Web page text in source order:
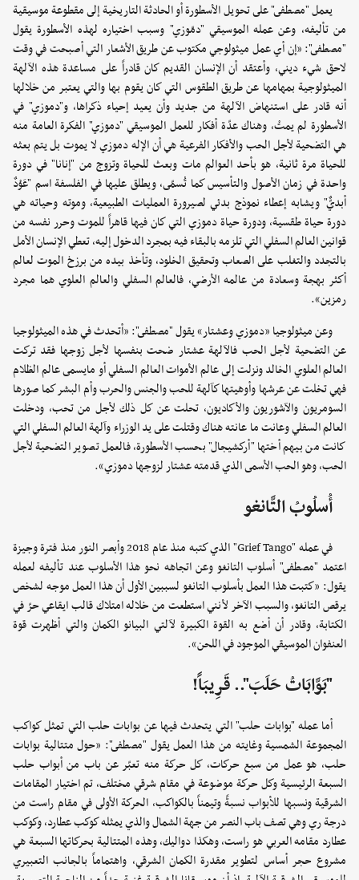
يعمل "مصطفى" على تحويل الأسطورة أو الحادثة التاريخية إلى مقطوعة موسيقية
من تأليفه، وعن عمله الموسيقي "دمّوزي" وسبب اختياره لهذه الأسطورة يقول
"مصطفى": «إن أي عمل ميثولوجي مكتوب عن طريق الأشعار التي أصبحت في وقت
لاحق شيء ديني، وأعتقد أن الإنسان القديم كان قادراً على مساعدة هذه الآلهة
الميثولوجية بمهامها عن طريق الطقوس التي كان يقوم بها والتي يعتبر من خلالها
أنه قادر على استنهاض الآلهة من جديد وأن يعيد إحياء ذكراها، و"دموزي" في
الأسطورة لم يمتْ، وهناك عدّة أفكار للعمل الموسيقي "دموزي" الفكرة العامة منه
هي التضحية لأجل الحب والأفكار الفرعية هي أن الإله دموزي لا يموت بل يتم بعثه
للحياة مرة ثانية، هو بأحد العوالم مات وبعث للحياة وتزوج من "إنانا" في دورة
واحدة في زمان الأصول والتأسيس كما تُسمّى، ويطلق عليها في الفلسفة اسم "عَوْدٌ
أبديٌّ" ويشابه إعطاء نموذج بدئي لصيرورة العمليات الطبيعية، وموته وحياته هي
دورة حياة طقسية، ودورة حياة دموزي التي كان فيها قاهراً للموت وحرر نفسه من
قوانين العالم السفلي التي تلزمه بالبقاء فيه بمجرد الدخول إليه، تعطي الإنسان الأمل
بالتجدد والتغلب على الصعاب وتحقيق الخلود، وتأخذ بيده من برزخ الموت لعالم
أكثر بهجة وسعادة من عالمه الأرضي، فالعالم السفلي والعالم العلوي هما مجرد
رمزين».
وعن ميثولوجيا «دموزي وعشتار» يقول "مصطفى": «أتحدث في هذه الميثولوجيا
عن التضحية لأجل الحب فالآلهة عشتار ضحت بنفسها لأجل زوجها فقد تركت
العالم العلوي الخالد ونزلت إلى عالم الأموات العالم السفلي أو مايسمى عالم الظلام
فهي تخلت عن عرشها وأوهيتها كآلهة للحب والجنس والحرب وأم البشر كما صورها
السومريون والآشوريون والأكاديون، تحلت عن كل ذلك لأجل من تحب، ودخلت
العالم السفلي وعانت ما عانته هناك وقتلت على يد الوزراء وآلهة العالم السفلي التي
كانت من بيهم أختها "أركشيجال" بحسب الأسطورة، فالعمل تصوير التضحية لأجل
الحب، وهو الحب الأسمى الذي قدمته عشتار لزوجها دموزي».
أُسلُوبُ التَّانغو
في عمله "Grief Tango" الذي كتبه منذ عام 2018 وأبصر النور منذ فترة وجيزة
اعتمد "مصطفى" أسلوب التانغو وعن اتجاهه نحو هذا الأسلوب عند تأليفه لعمله
يقول: «كتبت هذا العمل بأسلوب التانغو لسببين الأول أن هذا العمل موجه لشخص
يرقص التانغو، والسبب الآخر لأنني استطعت من خلاله امتلاك قالب ايقاعي حرّ في
الكتابة، وقادر أن أضع به القوة الكبيرة لآلتي البيانو الكمان والتي أظهرت قوة
العنفوان الموسيقي الموجود في اللحن».
"بَوَّابَاتُ حَلَبَ".. قَرِيبَاً!
أما عمله "بوابات حلب" التي يتحدث فيها عن بوابات حلب التي تمثل كواكب
المجموعة الشمسية وغايته من هذا العمل يقول "مصطفى": «حول متتالية بوابات
حلب، هو عمل من سبع حركات، كل حركة منه تعبّر عن باب من أبواب حلب
السبعة الرئيسية وكل حركة موضوعة في مقام شرقي مختلف، تم اختيار المقامات
الشرقية ونسبها للأبواب نسبةً وتيمناً بالكواكب، الحركة الأولى في مقام راست من
درجة ري وهي تصف باب النصر من جهة الشمال والذي يمثله كوكب عطارد، وكوكب
عطارد مقامه العربي هو راست، وهكذا دواليك، وهذه المتتالية بحركاتها السبعة هي
مشروع حجر أساس لتطوير مقدرة الكمان الشرقي، واهتماماً بالجانب التعبيري